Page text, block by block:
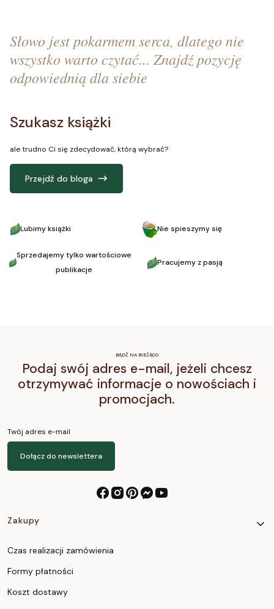
Słowo jest pokarmem serca, dlatego nie
wszystko warto czytać... Znajdź pozycję
odpowiednią dla siebie
Szukasz książki
ale trudno Ci się zdecydować, którą wybrać?
Przejdź do bloga
Lubimy książki Nie spieszymy się
Sprzedajemy tylko wartościowe
publikacje
Pracujemy z pasją
BĄDŹ NA BIEŻĄCO
Podaj swój adres e-mail, jeżeli chcesz
otrzymywać informacje o nowościach i
promocjach.
Twój adres e-mail
Dołącz do newslettera
Linki w stopce
Zakupy
Czas realizacji zamówienia
Formy płatności
Koszt dostawy